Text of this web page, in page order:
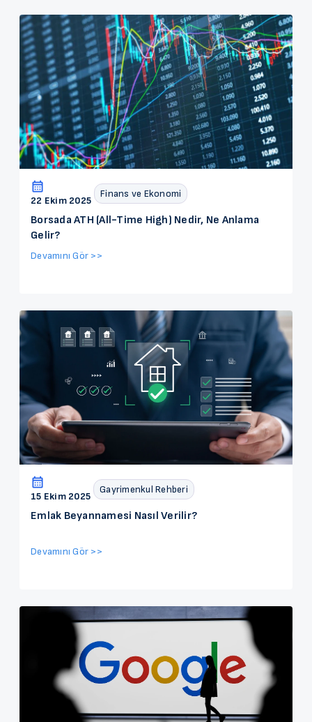
22 Ekim 2025
Finans ve Ekonomi
Borsada ATH (All-Time High) Nedir, Ne Anlama
Gelir?
Devamını Gör >>
15 Ekim 2025
Gayrimenkul Rehberi
Emlak Beyannamesi Nasıl Verilir?
Devamını Gör >>